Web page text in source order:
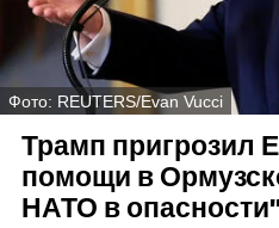
Фото: REUTERS/Evan Vucci
Трамп пригрозил
помощи в
НАТО в